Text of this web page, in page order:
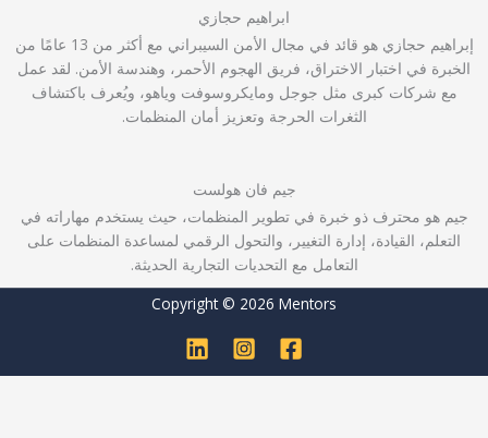
ابراهيم حجازي
إبراهيم حجازي هو قائد في مجال الأمن السيبراني مع أكثر من 13 عامًا من
الخبرة في اختبار الاختراق، فريق الهجوم الأحمر، وهندسة الأمن. لقد عمل
مع شركات كبرى مثل جوجل ومايكروسوفت وياهو، ويُعرف باكتشاف
الثغرات الحرجة وتعزيز أمان المنظمات.
جيم فان هولست
جيم هو محترف ذو خبرة في تطوير المنظمات، حيث يستخدم مهاراته في
التعلم، القيادة، إدارة التغيير، والتحول الرقمي لمساعدة المنظمات على
التعامل مع التحديات التجارية الحديثة.
Copyright © 2026 Mentors